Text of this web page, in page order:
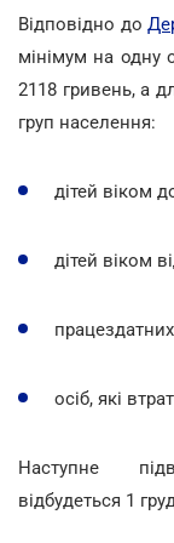
Відповідно до
мінімум на одну
2118 гривень, а
груп населення:
дітей віком
дітей віком
осіб, які
Наступне
відбудеться 1